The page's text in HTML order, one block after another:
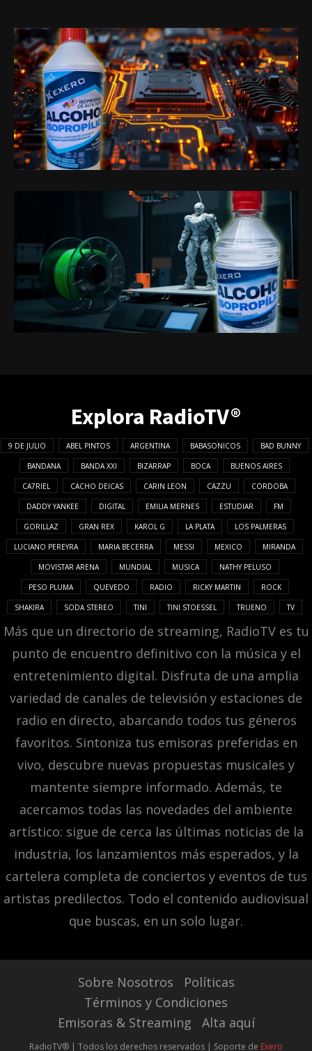
Explora RadioTV®
9 DE JULIO ABEL PINTOS ARGENTINA BABASONICOS BAD BUNNY
BANDANA BANDA XXI BIZARRAP BOCA BUENOS AIRES
CA7RIEL CACHO DEICAS CARIN LEON CAZZU CORDOBA
DADDY YANKEE DIGITAL EMILIA MERNES ESTUDIAR FM
GORILLAZ GRAN REX KAROL G LA PLATA LOS PALMERAS
LUCIANO PEREYRA MARIA BECERRA MESSI MEXICO MIRANDA
MOVISTAR ARENA MUNDIAL MUSICA NATHY PELUSO
PESO PLUMA QUEVEDO RADIO RICKY MARTIN ROCK
SHAKIRA SODA STEREO TINI TINI STOESSEL TRUENO TV
Más que un directorio de streaming, RadioTV es tu
punto de encuentro definitivo con la música y el
entretenimiento digital. Disfruta de una amplia
variedad de canales de televisión y estaciones de
radio en directo, abarcando todos tus géneros
favoritos. Sintoniza tus emisoras preferidas en
vivo, descubre nuevas propuestas musicales y
mantente siempre informado. Además, te
acercamos todas las novedades del ambiente
artístico: sigue de cerca las últimas noticias de la
industria, los lanzamientos más esperados, y la
cartelera completa de conciertos y eventos de tus
artistas predilectos. Todo el contenido audiovisual
que buscas, en un solo lugar.
Sobre Nosotros
Políticas
Términos y Condiciones
Emisoras & Streaming
Alta aquí
RadioTV® | Todos los derechos reservados | Soporte de Exero